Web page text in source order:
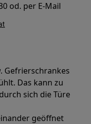
od. per E-Mail
Gefrierschrankes
Das kann zu
sich die Türe
geöffnet